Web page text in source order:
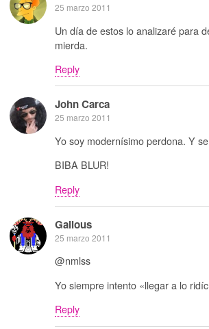
25 marzo 2011
Un día de estos lo analizaré para
mierda.
Reply
John Carca
25 marzo 2011
Yo soy modernísimo perdona. Y
BIBA BLUR!
Reply
Galious
25 marzo 2011
@nmlss
Yo siempre intento «llegar a lo
Reply